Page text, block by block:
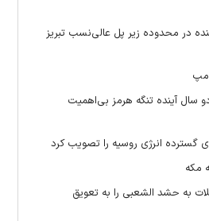
در محدوده زیر پل عالی‌نسب تبریز
دو سال آینده تنگه هرمز بی‌اهمیت
گسترده انرژی روسیه را تصویب کرد
مکه
به حشد الشعبی را به تعویق